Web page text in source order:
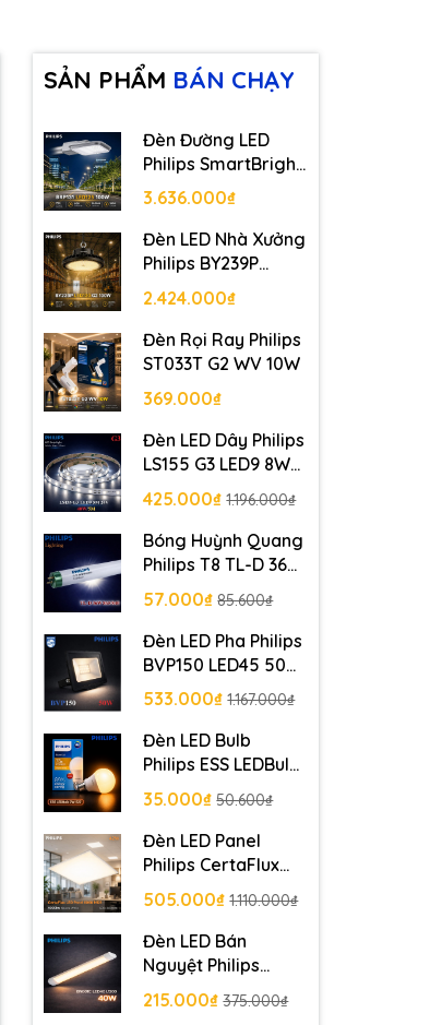
SẢN PHẨM BÁN CHẠY
Đèn Đường LED
Philips SmartBright
Road BRP131
LED125 100W
3.636.000₫
Đèn LED Nhà Xưởng
Philips BY239P
LED130 G2 100W
2.424.000₫
Đèn Rọi Ray Philips
ST033T G2 WV 10W
369.000₫
Đèn LED Dây Philips
LS155 G3 LED9 8W
5M 24V - 40W/5M
425.000₫ 1.196.000₫
Bóng Huỳnh Quang
Philips T8 TL-D 36W
1SL/25 Siêu sáng
57.000₫ 85.600₫
Đèn LED Pha Philips
BVP150 LED45 50W
220-240V SWB CE
533.000₫ 1.167.000₫
Đèn LED Bulb
Philips ESS LEDBulb
7W E27 230V
1CT/12 APR
35.000₫ 50.600₫
Đèn LED Panel
Philips CertaFlux
LED Panel 6060
MD3 42w 4000lm
505.000₫ 1.110.000₫
Đèn LED Bán
Nguyệt Philips
BN001C LED40
L1200 40W PSU GM
215.000₫ 375.000₫